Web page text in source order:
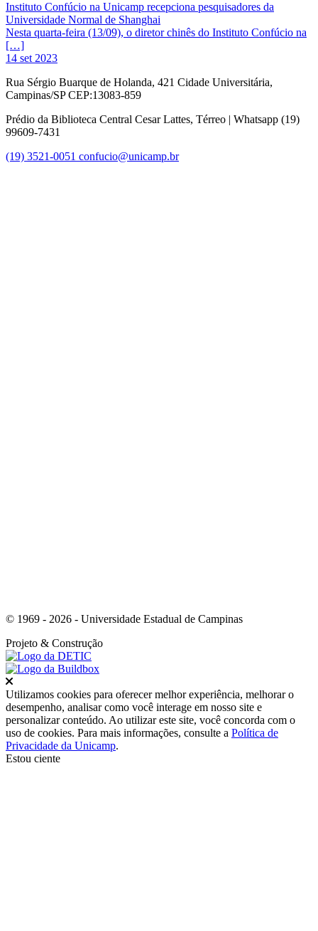
Instituto Confúcio na Unicamp recepciona pesquisadores da
Universidade Normal de Shanghai
Nesta quarta-feira (13/09), o diretor chinês do Instituto Confúcio na
[…]
14 set 2023
Rua Sérgio Buarque de Holanda, 421 Cidade Universitária,
Campinas/SP CEP:13083-859
Prédio da Biblioteca Central Cesar Lattes, Térreo | Whatsapp (19)
99609-7431
(19) 3521-0051 confucio@unicamp.br
© 1969 - 2026 - Universidade Estadual de Campinas
Projeto & Construção
Fechar
Utilizamos cookies para oferecer melhor experiência, melhorar o
desempenho, analisar como você interage em nosso site e
personalizar conteúdo. Ao utilizar este site, você concorda com o
uso de cookies. Para mais informações, consulte a Política de
Privacidade da Unicamp.
Estou ciente